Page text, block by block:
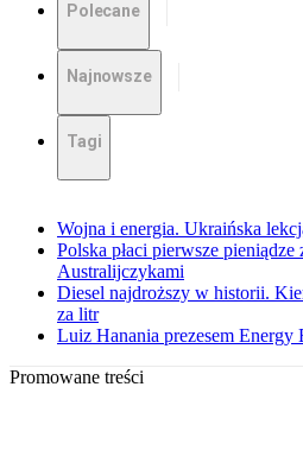
Polecane
Najnowsze
Tagi
Wojna i energia. Ukraińska
Polska płaci pierwsze
Australijczykami
Diesel najdroższy w historii.
za litr
Luiz Hanania prezesem
Promowane treści